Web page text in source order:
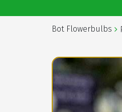
Bot Flowerbulbs